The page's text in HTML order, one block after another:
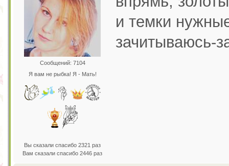
Сообщений: 7104
Я вам не рыбка! Я - Мать!
Вы сказали спасибо 2321 раз
Вам сказали спасибо 2446 раз
и темки
зачитываюсь-